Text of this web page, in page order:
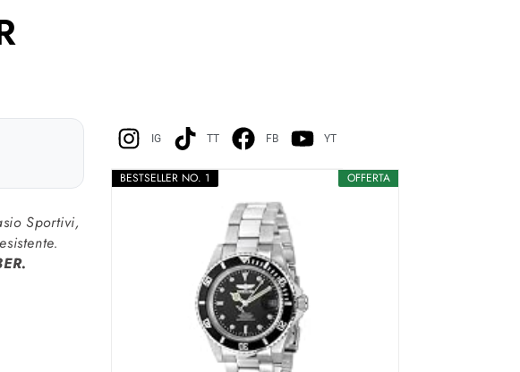
Sportivi,
IG TT FB YT
OFFERTA
BESTSELLER NO. 1